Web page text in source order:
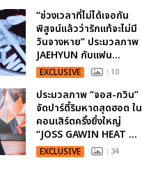
“ช่วงเวลาที่ไม่ได้เจอกัน
พิสูจน์แล้วว่ารักแท้จะไม่มี
วันจางหาย” ประมวลภาพ
JAEHYUN กับแฟน...
EXCLUSIVE : 10
ประมวลภาพ “จอส-กวิน”
จัดปาร์ตี้ริมหาดสุดฮอต ใน
คอนเสิร์ตครั้งยิ่งใหญ่
“JOSS GAWIN HEAT ...
EXCLUSIVE : 34